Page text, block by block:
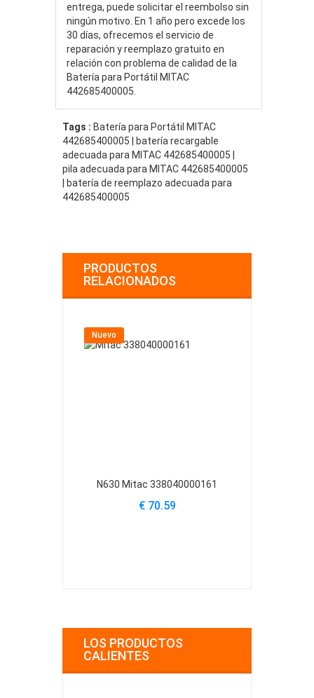
entrega, puede solicitar el reembolso sin
ningún motivo. En 1 año pero excede los
30 días, ofrecemos el servicio de
reparación y reemplazo gratuito en
relación con problema de calidad de la
Batería para Portátil MITAC
442685400005.
Tags : Batería para Portátil MITAC
442685400005 | batería recargable
adecuada para MITAC 442685400005 |
pila adecuada para MITAC 442685400005
| batería de reemplazo adecuada para
442685400005
PRODUCTOS
RELACIONADOS
Nuevo
N630 Mitac 338040000161
€ 70.59
LOS PRODUCTOS
CALIENTES